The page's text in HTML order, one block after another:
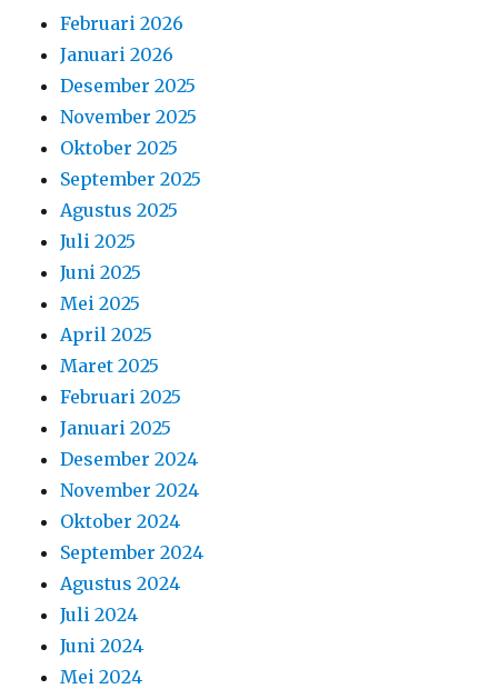
Februari 2026
Januari 2026
Desember 2025
November 2025
Oktober 2025
September 2025
Agustus 2025
Juli 2025
Juni 2025
Mei 2025
April 2025
Maret 2025
Februari 2025
Januari 2025
Desember 2024
November 2024
Oktober 2024
September 2024
Agustus 2024
Juli 2024
Juni 2024
Mei 2024